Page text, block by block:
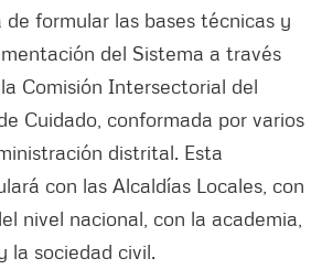
de formular las bases técnicas y
del Sistema a través
Comisión Intersectorial del
Cuidado, conformada por varios
distrital. Esta
con las Alcaldías Locales, con
nivel nacional, con la academia,
la sociedad civil.